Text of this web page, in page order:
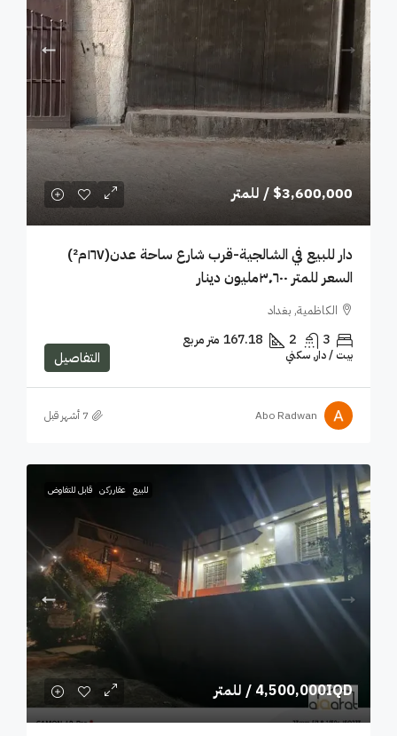
$3,600,000 / للمتر
دار للبيع في الشالجية-قرب شارع ساحة عدن(١٦٧م²)
السعر للمتر ٣٬٦٠٠مليون دينار
الكاظمية, بغداد
3
2
167.18 متر مربع
بيت / دار, سكني التفاصيل
Abo Radwan
للبيع عقار ركن قابل للتفاوض
4,500,000IQD / للمتر